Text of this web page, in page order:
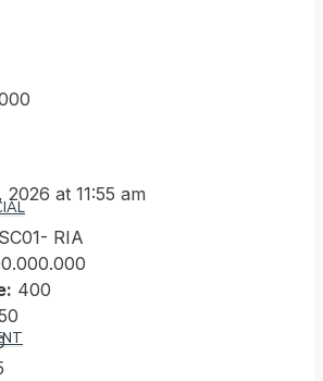
at 11:55 am
SC01- RIA
400